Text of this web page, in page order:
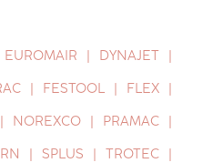
EUROMAIR
DYNAJET
FESTOOL
FLEX
NOREXCO
PRAMAC
SPLUS
TROTEC